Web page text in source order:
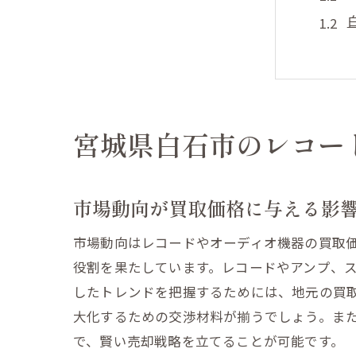
レ
宮城県白石市のレコ
市場動向が買取価格に与える影
市場動向はレコードやオーディオ機器の買
役割を果たしています。レコードやアンプ、
したトレンドを把握するためには、地元の
大化するための交渉材料が揃うでしょう。
で、賢い売却戦略を立てることが可能です。